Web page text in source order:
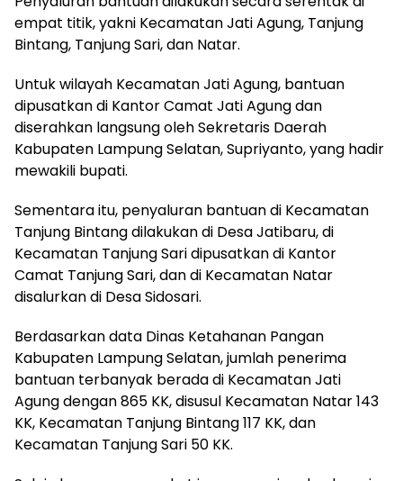
empat titik, yakni Kecamatan Jati Agung, Tanjung
Bintang, Tanjung Sari, dan Natar.
Untuk wilayah Kecamatan Jati Agung, bantuan
dipusatkan di Kantor Camat Jati Agung dan
diserahkan langsung oleh Sekretaris Daerah
Kabupaten Lampung Selatan, Supriyanto, yang hadir
mewakili bupati.
Sementara itu, penyaluran bantuan di Kecamatan
Tanjung Bintang dilakukan di Desa Jatibaru, di
Kecamatan Tanjung Sari dipusatkan di Kantor
Camat Tanjung Sari, dan di Kecamatan Natar
disalurkan di Desa Sidosari.
Berdasarkan data Dinas Ketahanan Pangan
Kabupaten Lampung Selatan, jumlah penerima
bantuan terbanyak berada di Kecamatan Jati
Agung dengan 865 KK, disusul Kecamatan Natar 143
KK, Kecamatan Tanjung Bintang 117 KK, dan
Kecamatan Tanjung Sari 50 KK.